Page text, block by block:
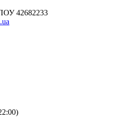
42682233